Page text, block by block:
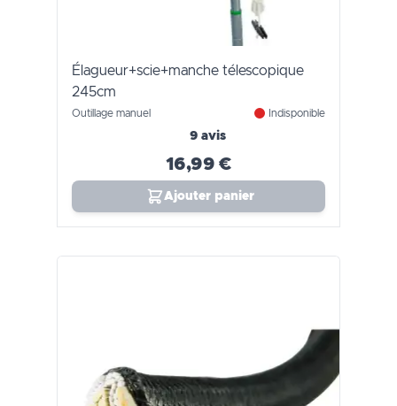
Élagueur+scie+manche télescopique
245cm
Outillage manuel Indisponible
9 avis
16,99 €
Ajouter panier